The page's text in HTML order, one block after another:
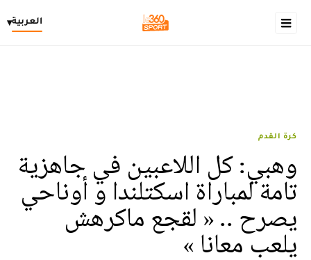
العربية▾
كرة القدم
وهبي: كل اللاعبين في جاهزية
تامة لمباراة اسكتلندا و أوناحي
يصرح .. « لقجع ماكرهش
يلعب معانا »